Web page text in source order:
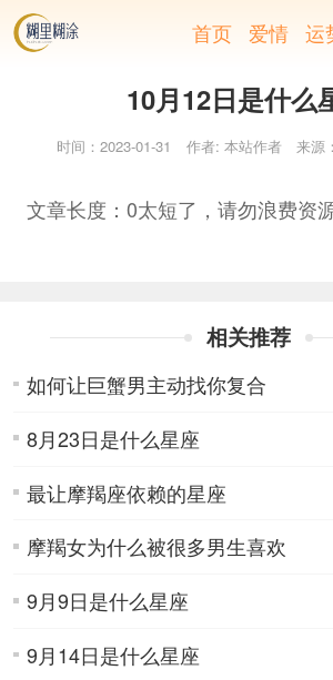
首页 爱情 运
10月12日是什么
时间：2023-01-31 作者: 本站作者 来源
文章长度：0太短了，请勿浪费资
相关推荐
如何让巨蟹男主动找你复合
8月23日是什么星座
最让摩羯座依赖的星座
摩羯女为什么被很多男生喜欢
9月9日是什么星座
9月14日是什么星座